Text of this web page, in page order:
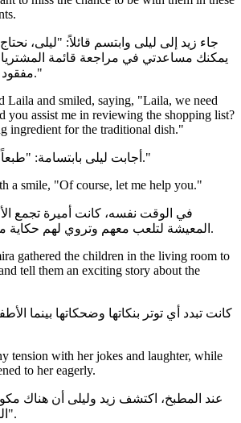
جاء زيد إلى ليلى وابتسم قائلاً: "ليلى،
يمكنك مساعدتي في مراجعة قائمة
مفقود للطبق التقليدي."
Laila and smiled, saying, "Laila, we need
you assist me in reviewing the shopping list?
ingredient for the traditional dish."
أجابت ليلى بابتسامة: "طبعاً، دعني أساعدك."
a smile, "Of course, let me help you."
في الوقت نفسه، كانت أميرة تجمع
المعيشة لتلعب معهم وتروي لهم حكاية مشوقة عن العيد.
gathered the children in the living room to
tell them an exciting story about the
كانت تبدد أي توتر بنكاتها وضحكاتها بينما
tension with her jokes and laughter, while
to her eagerly.
عند المطبخ، اكتشف زيد وليلى أن هناك
"الكبسة" التقليدية.